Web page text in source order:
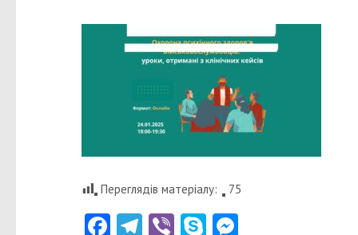
Переглядів матеріалу: 75
Facebook
Telegram
ViberSkype